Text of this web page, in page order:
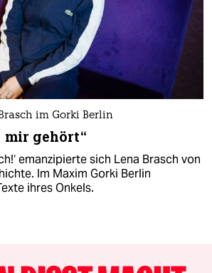
im Gorki Berlin
mir gehört“
emanzipierte sich Lena Brasch von
Im Maxim Gorki Berlin
ihres Onkels.